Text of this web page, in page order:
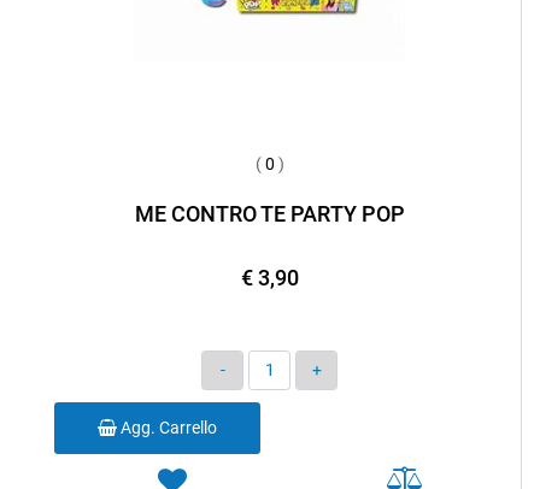
(0 )
ME CONTRO TE PARTY POP
€ 3,90
Quantità
Agg. Carrello